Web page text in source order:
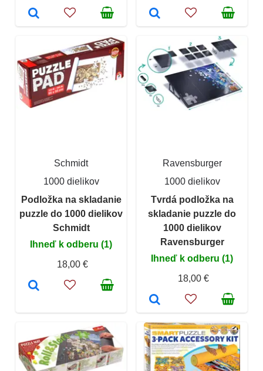
Schmidt
1000 dielikov
Podložka na skladanie
puzzle do 1000 dielikov
Schmidt
Ihneď k odberu (1)
18,00 €
Ravensburger
1000 dielikov
Tvrdá podložka na
skladanie puzzle do
1000 dielikov
Ravensburger
Ihneď k odberu (1)
18,00 €